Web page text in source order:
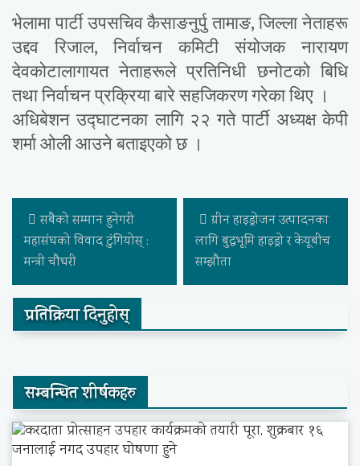
भेलामा पार्टी उपसचिव कैसाङनुर्पु तामाङ, जिल्ला नेताहरू
उद्दव रिजाल, निर्वाचन कमिटी संयोजक नारायण
देवकोटालागायत नेताहरूले प्रतिनिधी छनोटको बिधि
तथा निर्वाचन प्रक्रिया बारे सहजिकरण गरेका थिए ।
अधिबेशन उद्घाटनका लागि २२ गते पार्टी अध्यक्ष केपी
शर्मा ओली आउने बताइएको छ ।
सबैको सम्मान हुनेगरी
महासंघको विवाद टुंगियोस् :
मन्त्री चौधरी
ग्रीन हाइड्रोजन उत्पादनका
लागि बुद्धभूमि हाइड्रो र केयूबीच
सम्झौता
प्रतिक्रिया दिनुहोस्
सम्बन्धित शीर्षकहरु